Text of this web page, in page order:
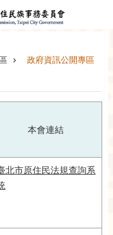
政府資訊公開專區
本會連結
北市原住民法規查詢系